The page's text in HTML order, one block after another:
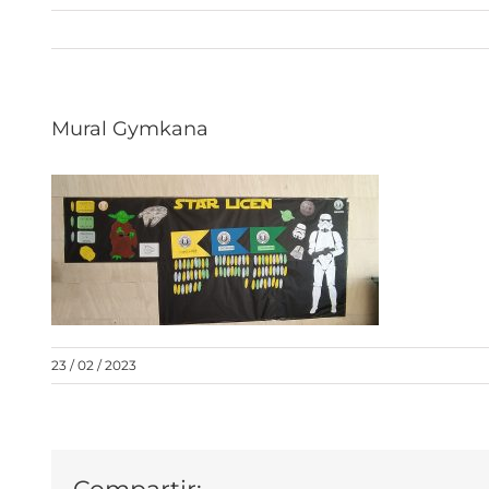
Mural Gymkana
23 / 02 / 2023